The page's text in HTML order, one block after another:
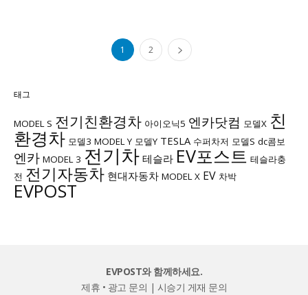
1 2
태그
MODEL S 전기친환경차 아이오닉5 엔카닷컴 모델X 친
환경차 모델3 MODEL Y 모델Y TESLA 수퍼차저 모델S dc콤보
엔카 MODEL 3 전기차 테슬라 EV포스트 테슬라충
전 전기자동차 현대자동차 MODEL X EV 차박
EVPOST
EVPOST와 함께하세요.
제휴 • 광고 문의 | 시승기 게재 문의